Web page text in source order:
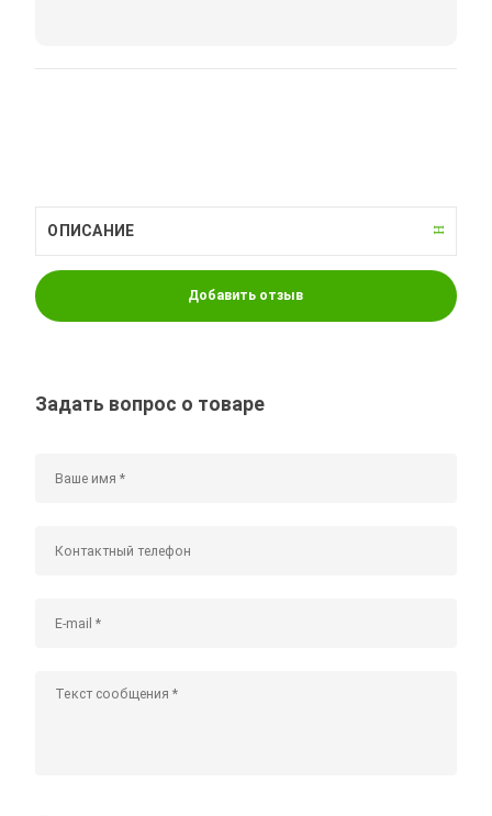
ОПИСАНИЕ
Добавить отзыв
Задать вопрос о товаре